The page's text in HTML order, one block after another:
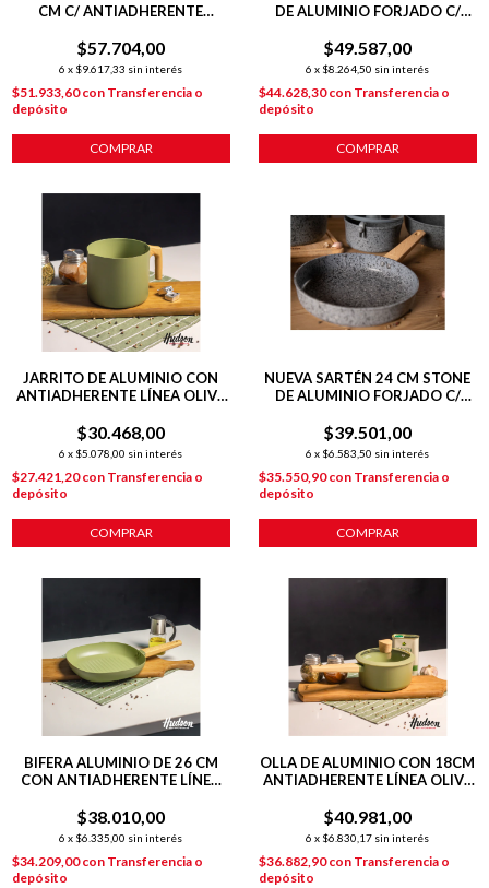
CM C/ ANTIADHERENTE
$57.704,00
6 x $9.617,33 sin interés
$51.933,60con Transferencia o
depósito
COMPRAR
DE ALUMINIO FORJADO C/
INDUCCIÓN
$49.587,00
6 x $8.264,50 sin interés
$44.628,30con Transferencia o
depósito
COMPRAR
JARRITO DE ALUMINIO CON
ANTIADHERENTE LÍNEA OLIVE
$30.468,00
6 x $5.078,00 sin interés
$27.421,20con Transferencia o
depósito
COMPRAR
NUEVA SARTÉN 24 CM STONE
DE ALUMINIO FORJADO C/
INDUCCIÓN
$39.501,00
6 x $6.583,50 sin interés
$35.550,90con Transferencia o
depósito
COMPRAR
BIFERA ALUMINIO DE 26 CM
CON ANTIADHERENTE LÍNEA
$38.010,00
6 x $6.335,00 sin interés
$34.209,00con Transferencia o
depósito
OLLA DE ALUMINIO CON 18CM
ANTIADHERENTE LÍNEA OLIVE
$40.981,00
6 x $6.830,17 sin interés
$36.882,90con Transferencia o
depósito